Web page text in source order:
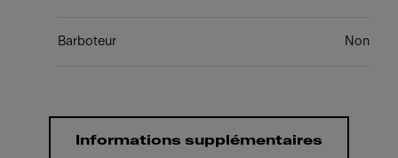
Barboteur Non
Informations supplémentaires